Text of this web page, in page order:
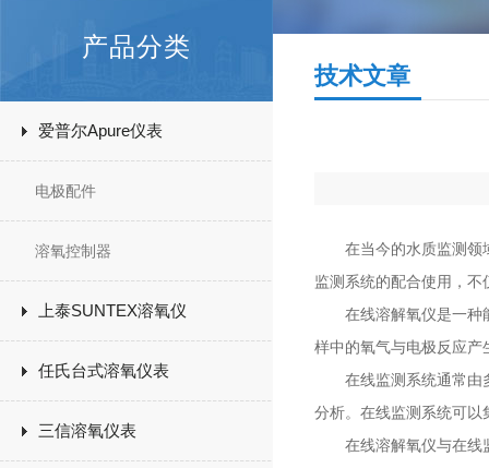
产品分类
爱普尔Apure仪表
电极配件
溶氧控制器
上泰SUNTEX溶氧仪
任氏台式溶氧仪表
三信溶氧仪表
技术文章
在当今的水质监测领域
监测系统的配合使用，
在线溶解氧仪是一种能
样中的氧气与电极反应
在线监测系统通常由多
分析。在线监测系统可
在线溶解氧仪与在线